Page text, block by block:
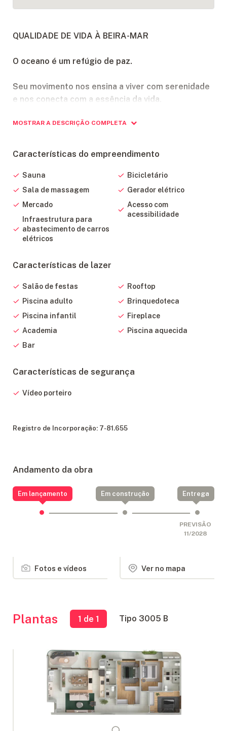
QUALIDADE DE VIDA À BEIRA-MAR
O oceano é um refúgio de paz.
Seu movimento nos ensina a viver com serenidade
e nos conecta com a essência da vida.
A verdadeira qualidade de existir.
Localizado em Itajaí, Santa Catarina, o bairro de
seguros para viver.
Praia tranquila, de águas calmas e ruas
arborizadas que traz uma natureza exuberante e
atmosfera acolhedora.
lazer com comodidade e fácil acesso ao centro da
5 pavimentos.
MOSTRAR A DESCRIÇÃO COMPLETA
Características do empreendimento
Sauna
Sala de massagem
Mercado
Infraestrutura para
abastecimento de carros
elétricos
Bicicletário
Gerador elétrico
Acesso com
acessibilidade
Características de lazer
Salão de festas
Piscina adulto
Piscina infantil
Academia
Bar
Rooftop
Brinquedoteca
Fireplace
Piscina aquecida
Características de segurança
Vídeo porteiro
Registro de Incorporação: 7-81.655
Andamento da obra
Em lançamento Em construção Entrega
PREVISÃO
11/2028
Fotos e vídeos Ver no mapa
Plantas 1 de 1 Tipo 3005 B